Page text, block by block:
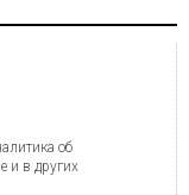
об
и в других